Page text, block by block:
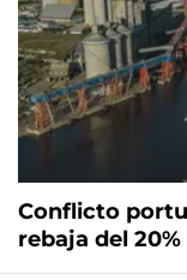
Conflicto
rebaja del